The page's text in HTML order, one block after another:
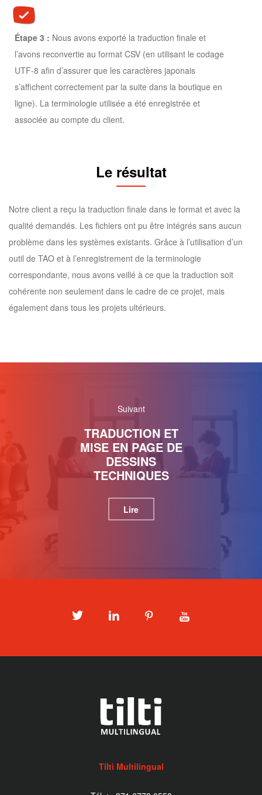
Étape 3 : Nous avons exporté la traduction finale et
l’avons reconvertie au format CSV (en utilisant le codage
UTF-8 afin d’assurer que les caractères japonais
s’affichent correctement par la suite dans la boutique en
ligne). La terminologie utilisée a été enregistrée et
associée au compte du client.
Le résultat
Notre client a reçu la traduction finale dans le format et avec la
qualité demandés. Les fichiers ont pu être intégrés sans aucun
problème dans les systèmes existants. Grâce à l’utilisation d’un
outil de TAO et à l’enregistrement de la terminologie
correspondante, nous avons veillé à ce que la traduction soit
cohérente non seulement dans le cadre de ce projet, mais
également dans tous les projets ultérieurs.
Suivant
TRADUCTION ET
MISE EN PAGE DE
DESSINS
TECHNIQUES
Lire
TwitterLinkedInPinterest
Tilti Multilingual